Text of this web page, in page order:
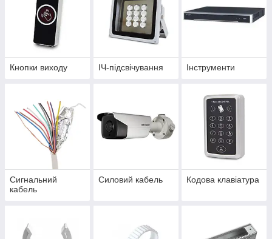
Кнопки виходу ІЧ-підсвічування Інструменти
Сигнальний
кабель
Силовий кабель Кодова клавіатура